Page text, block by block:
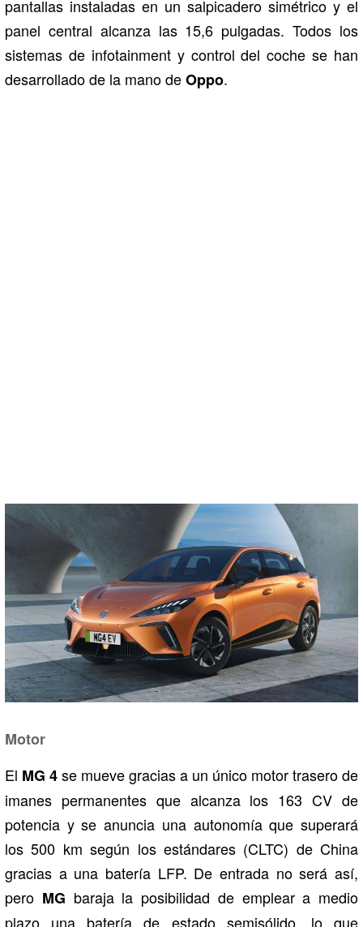
pantallas instaladas en un salpicadero simétrico y el
panel central alcanza las 15,6 pulgadas. Todos los
sistemas de infotainment y control del coche se han
desarrollado de la mano deOppo.
Motor
El MG 4se mueve gracias a un único motor trasero de
imanes permanentes que alcanza los 163 CV de
potencia y se anuncia una autonomía que superará
los 500 km según los estándares (CLTC) de China
gracias a una batería LFP. De entrada no será así,
pero MG baraja la posibilidad de emplear a medio
plazo una batería de estado semisólido, lo que